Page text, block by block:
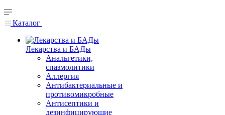
Каталог
Лекарства и БАДы
Анальгетики,
спазмолитики
Аллергия
Антибактериальные и
противомикробные
Антисептики и
дезинфицирующие